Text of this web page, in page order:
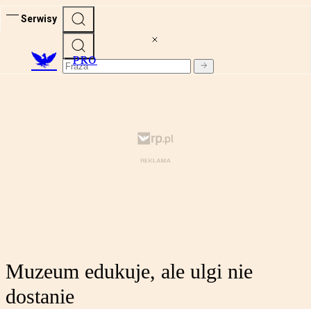
Serwisy
PRO
Muzeum edukuje, ale ulgi nie
dostanie